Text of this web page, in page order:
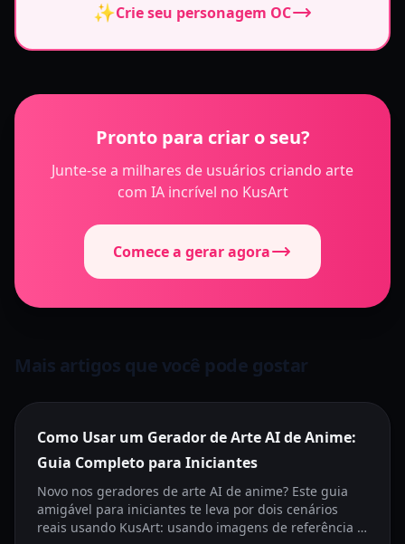
✨Crie seu personagem OC
Pronto para criar o seu?
Junte-se a milhares de usuários criando arte
com IA incrível no KusArt
Comece a gerar agora
Mais artigos que você pode gostar
Como Usar um Gerador de Arte AI de Anime:
Guia Completo para Iniciantes
Novo nos geradores de arte AI de anime? Este guia
amigável para iniciantes te leva por dois cenários
reais usando KusArt: usando imagens de referência e